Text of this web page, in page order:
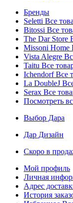
Бренды
Seletti Все
Bitossi Все
The Dar Store
Missoni Home
Vista Alegre
Taitu Все
IchendorfВсе
La DoubleJ
Serax Все
Посмотреть
Выбор Дара
Дар Дизайн
Скоро в
Мой профиль
Личная
Адрес
История